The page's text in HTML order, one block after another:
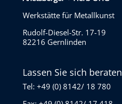
Werkstätte für Metallkunst
Rudolf-Diesel-Str. 17-19
82216 Gernlinden
Lassen Sie sich beraten
Tel: +49 (0) 8142/ 18 780